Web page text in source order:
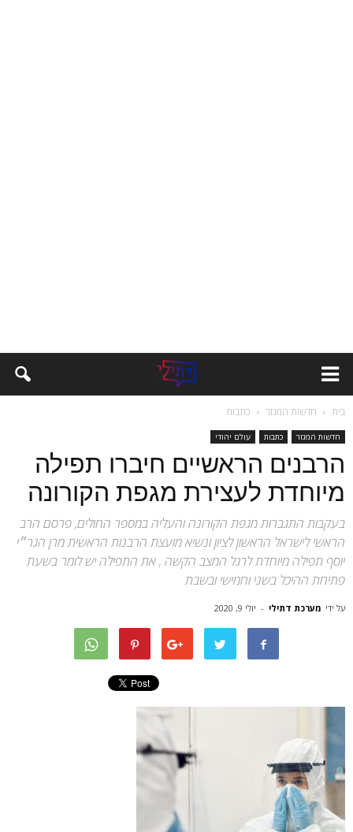
בית חדשות המגזר כתבות
חדשות המגזר כתבות עולם יהודי
הרבנים הראשיים חיברו תפילה
מיוחדת לעצירת מגפת הקורונה
בעקבות התגברות מגפת הקורונה והעליה במספר החולים, פרסם הרב
הראשי לישראל הראשון לציון ונשיא מועצת הרבנות הראשית מרן הגר״י
יוסף תפילה מיוחדת לרגל המצב הקשה , את התפילה יש לומר בשעת
פתיחת ההיכל בשני וחמישי ובשבת
על ידי מערכת דתילי - יולי 9, 2020